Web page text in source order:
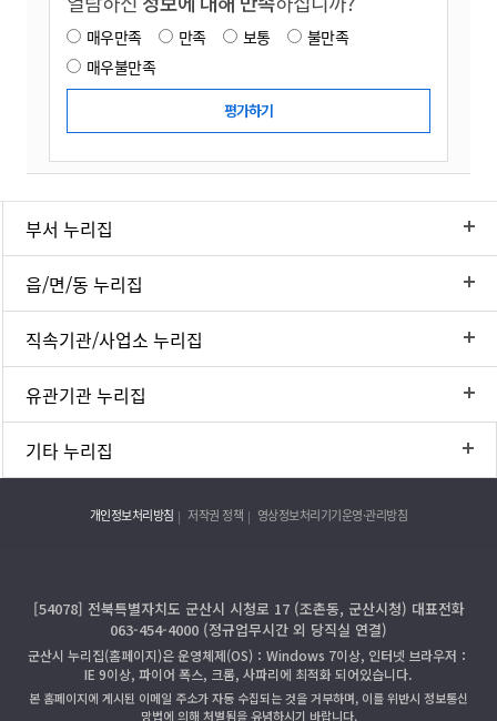
매우만족 만족 보통
불만족
매우불만족
부서 누리집
읍/면/동 누리집
직속기관/사업소 누리집
유관기관 누리집
기타 누리집
개인정보처리방침 저작권 정책 영상정보처리기기운영·관리방침
[54078] 전북특별자치도 군산시 시청로 17 (조촌동, 군산시청) 대표전화
063-454-4000 (정규업무시간 외 당직실 연결)
군산시 누리집(홈페이지)은 운영체제(OS)：Windows 7이상, 인터넷 브라우저：
IE 9이상, 파이어 폭스, 크롬, 사파리에 최적화 되어있습니다.
본 홈페이지에 게시된 이메일 주소가 자동 수집되는 것을 거부하며, 이를 위반시 정보통신
망법에 의해 처벌됨을 유념하시기 바랍니다.